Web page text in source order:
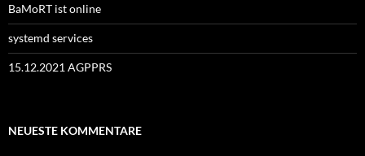
BaMoRT ist online
systemd services
15.12.2021 AGPPRS
NEUESTE KOMMENTARE